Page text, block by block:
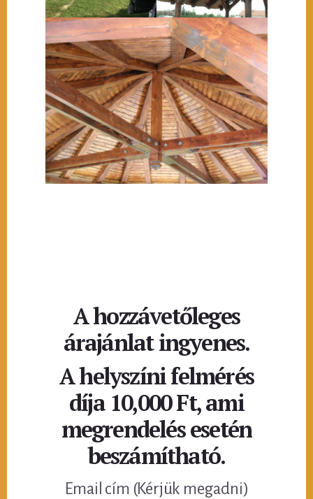
A hozzávetőleges
árajánlat ingyenes.
A helyszíni felmérés
díja 10,000 Ft, ami
megrendelés esetén
beszámítható.
Email cím (Kérjük megadni)